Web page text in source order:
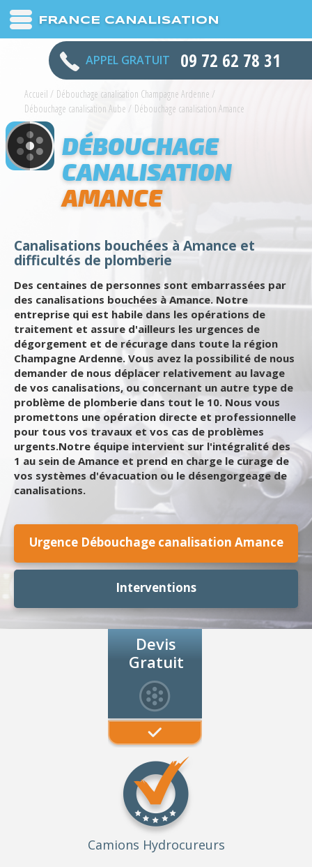
FRANCE CANALISATION
APPEL GRATUIT 09 72 62 78 31
Accueil / Débouchage canalisation Champagne Ardenne /
Débouchage canalisation Aube / Débouchage canalisation Amance
DÉBOUCHAGE
CANALISATION
AMANCE
Canalisations bouchées à Amance et
difficultés de plomberie
Des centaines de personnes sont embarrassées par
des canalisations bouchées à Amance. Notre
entreprise qui est habile dans les opérations de
traitement et assure d'ailleurs les urgences de
dégorgement et de récurage dans toute la région
Champagne Ardenne. Vous avez la possibilité de nous
demander de nous déplacer relativement au lavage
de vos canalisations, ou concernant un autre type de
problème de plomberie dans tout le 10. Nous vous
promettons une opération directe et professionnelle
pour tous vos travaux et vos cas de problèmes
urgents.Notre équipe intervient sur l'intégralité des
1 au sein de Amance et prend en charge le curage de
vos systèmes d'évacuation ou le désengorgeage de
canalisations.
Urgence Débouchage canalisation Amance
Interventions
Devis
Gratuit
Camions Hydrocureurs